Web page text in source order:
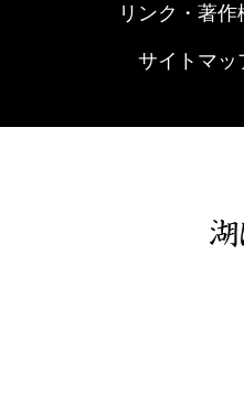
リンク・著
サイトマッ